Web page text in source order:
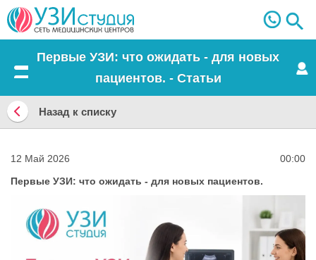
Первые УЗИ: что ожидать - для новых
пациентов. - Статьи
Назад
к
списку
Назад к списку
12 Май 2026
00:00
Первые УЗИ: что ожидать - для новых пациентов.